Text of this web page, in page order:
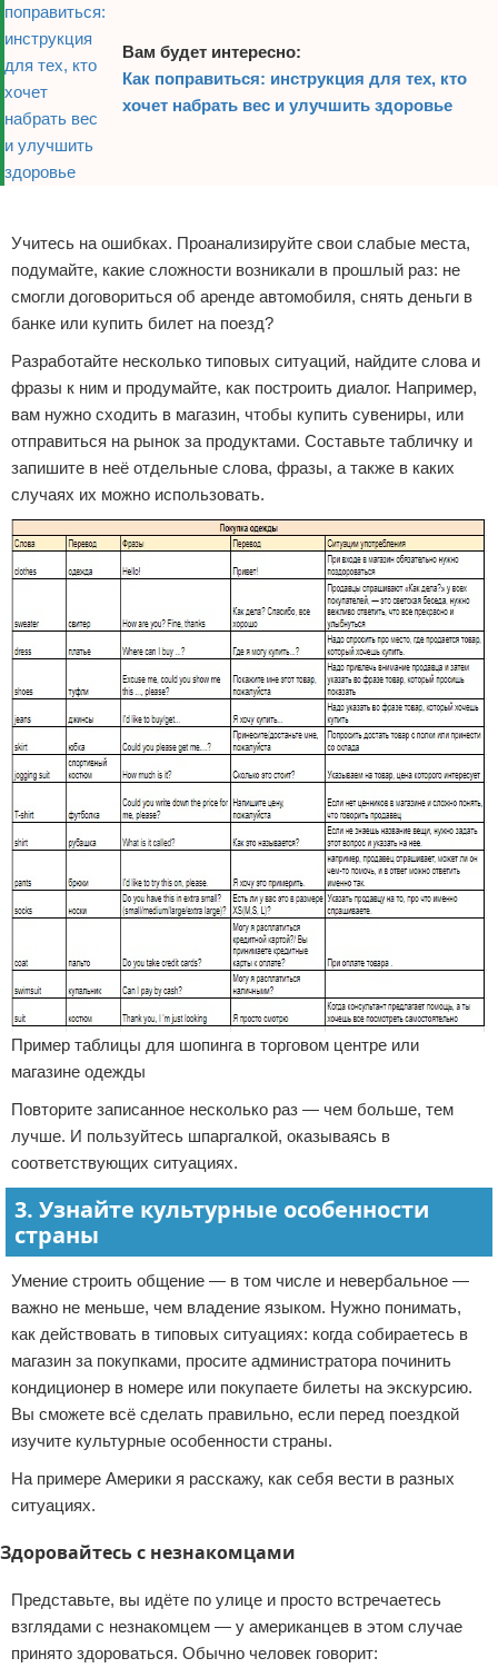
Вам будет интересно:
Как поправиться: инструкция для тех, кто
хочет набрать вес и улучшить здоровье
Учитесь на ошибках. Проанализируйте свои слабые места,
подумайте, какие сложности возникали в прошлый раз: не
смогли договориться об аренде автомобиля, снять деньги в
банке или купить билет на поезд?
Разработайте несколько типовых ситуаций, найдите слова и
фразы к ним и продумайте, как построить диалог. Например,
вам нужно сходить в магазин, чтобы купить сувениры, или
отправиться на рынок за продуктами. Составьте табличку и
запишите в неё отдельные слова, фразы, а также в каких
случаях их можно использовать.
Пример таблицы для шопинга в торговом центре или
магазине одежды
Повторите записанное несколько раз — чем больше, тем
лучше. И пользуйтесь шпаргалкой, оказываясь в
соответствующих ситуациях.
3. Узнайте культурные особенности
страны
Умение строить общение — в том числе и невербальное —
важно не меньше, чем владение языком. Нужно понимать,
как действовать в типовых ситуациях: когда собираетесь в
магазин за покупками, просите администратора починить
кондиционер в номере или покупаете билеты на экскурсию.
Вы сможете всё сделать правильно, если перед поездкой
изучите культурные особенности страны.
На примере Америки я расскажу, как себя вести в разных
ситуациях.
Здоровайтесь с незнакомцами
Представьте, вы идёте по улице и просто встречаетесь
взглядами с незнакомцем — у американцев в этом случае
принято здороваться. Обычно человек говорит: